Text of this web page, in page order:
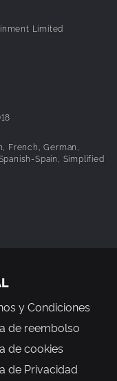
Limited
French, German,
Spain, Simplified
y Condiciones
de reembolso
de cookies
de Privacidad